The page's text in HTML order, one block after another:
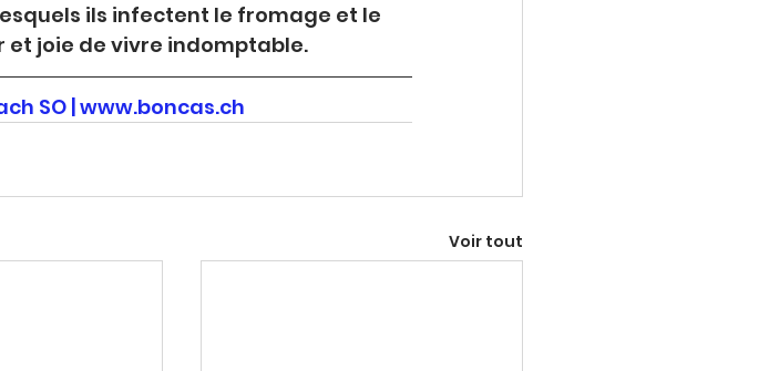
ils infectent le fromage et le
et joie de vivre indomptable.
SO | www.boncas.ch
Voir tout